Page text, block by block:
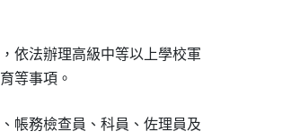
依法辦理高級中等以上學校軍
等事項。
帳務檢查員、科員、佐理員及